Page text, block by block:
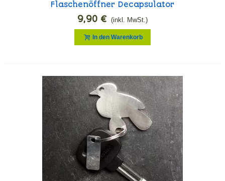
Flaschenöffner Decapsulator
9,90 € (inkl. MwSt.)
In den Warenkorb